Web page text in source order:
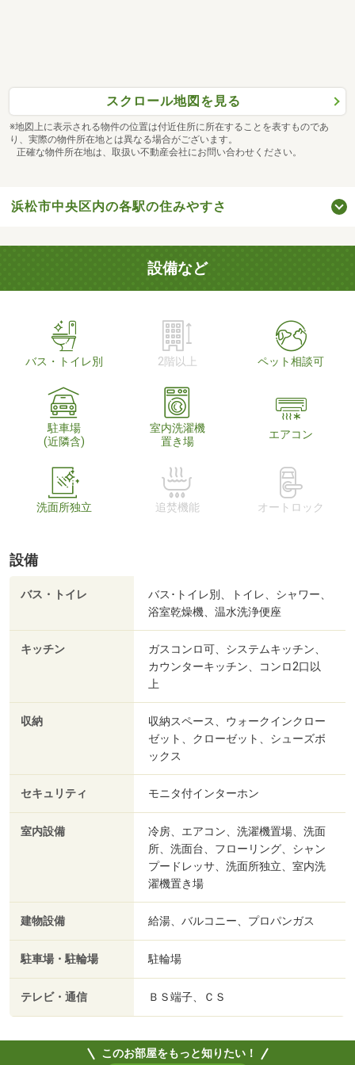
スクロール地図を見る
※地図上に表示される物件の位置は付近住所に所在することを表すものであ
り、実際の物件所在地とは異なる場合がございます。
正確な物件所在地は、取扱い不動産会社にお問い合わせください。
浜松市中央区内の各駅の住みやすさ
設備など
バス・トイレ別 2階以上 ペット相談可
駐車場
(近隣含)
室内洗濯機
置き場
エアコン
洗面所独立 追焚機能 オートロック
設備
バス・トイレ
バス･トイレ別、トイレ、シャワー、
浴室乾燥機、温水洗浄便座
キッチン
ガスコンロ可、システムキッチン、
カウンターキッチン、コンロ2口以
上
収納
収納スペース、ウォークインクロー
ゼット、クローゼット、シューズボ
ックス
セキュリティ モニタ付インターホン
室内設備
冷房、エアコン、洗濯機置場、洗面
所、洗面台、フローリング、シャン
プードレッサ、洗面所独立、室内洗
濯機置き場
建物設備 給湯、バルコニー、プロパンガス
駐車場・駐輪場 駐輪場
テレビ・通信 ＢＳ端子、ＣＳ
このお部屋をもっと知りたい！